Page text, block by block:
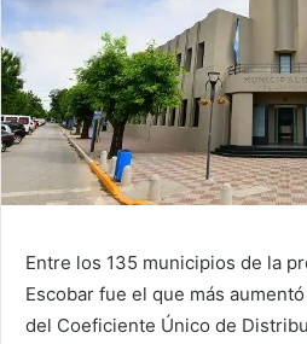
Entre los 135 municipios de la
Escobar fue el que más
del Coeficiente Único de